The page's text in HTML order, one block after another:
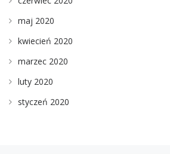
maj 2020
kwiecień 2020
marzec 2020
luty 2020
styczeń 2020